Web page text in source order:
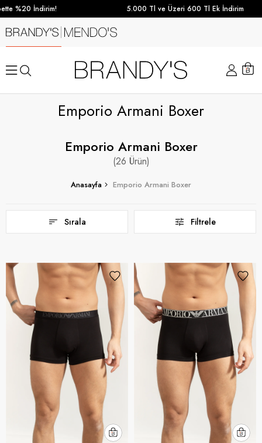
İndirim! 5.000 Tl ve Üzeri 600 Tl Ek İndirim
Emporio Armani Boxer
Emporio Armani Boxer
26
Anasayfa Emporio Armani Boxer
Filtrele
Sırala